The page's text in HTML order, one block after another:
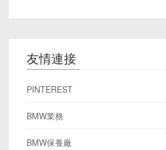
友情連接
PINTEREST
BMW業務
BMW保養廠